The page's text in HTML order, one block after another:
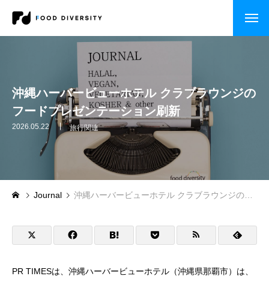
自治体・行政の方へ
セミナー・研修
企業事例
自治体事例
沖縄ハーバービューホテル クラブラウンジの
フードプレゼンテーション刷新
2026.05.22 旅行関連
Journal 沖縄ハーバービューホテル クラブラウンジのフードプレゼンテーション刷新
PR TIMESは、沖縄ハーバービューホテル（沖縄県那覇市）は、